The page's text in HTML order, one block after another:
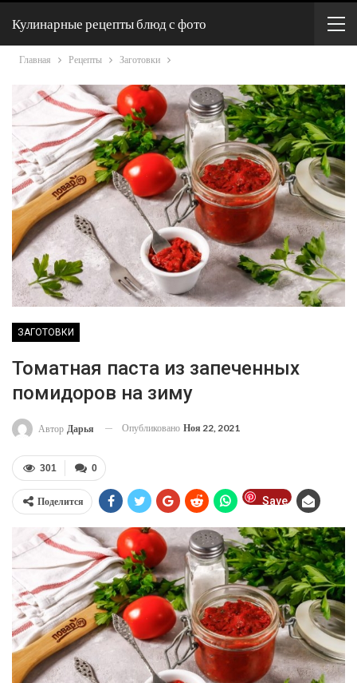
Кулинарные рецепты блюд с фото
Главная Рецепты Заготовки
ЗАГОТОВКИ
Томатная паста из запеченных
помидоров на зиму
Автор Дарья Опубликовано Ноя 22, 2021
0
301
Поделится Save